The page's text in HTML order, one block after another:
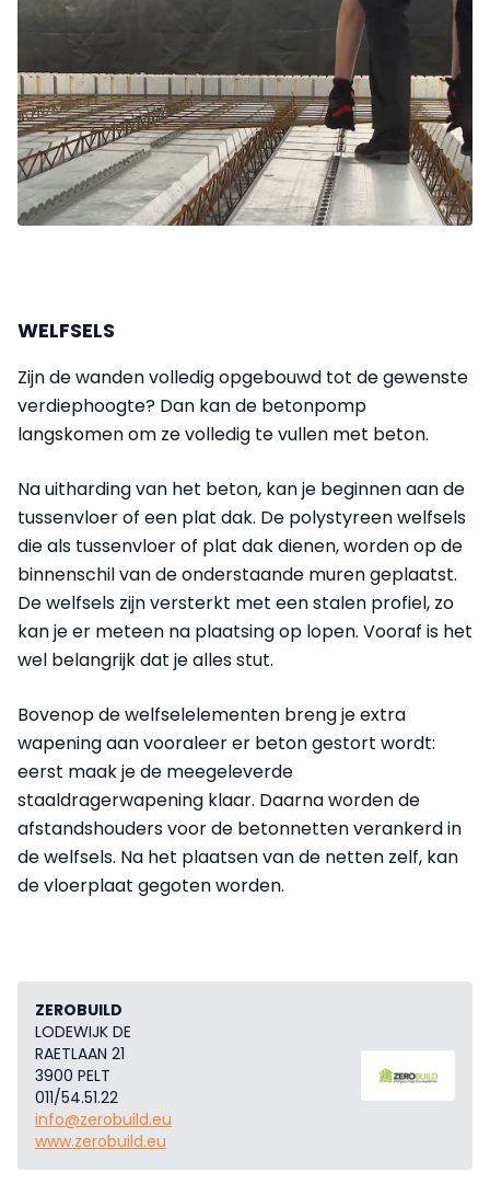
WELFSELS
Zijn de wanden volledig opgebouwd tot de gewenste
verdiephoogte? Dan kan de betonpomp
langskomen om ze volledig te vullen met beton.
Na uitharding van het beton, kan je beginnen aan de
tussenvloer of een plat dak. De polystyreen welfsels
die als tussenvloer of plat dak dienen, worden op de
binnenschil van de onderstaande muren geplaatst.
De welfsels zijn versterkt met een stalen profiel, zo
kan je er meteen na plaatsing op lopen. Vooraf is het
wel belangrijk dat je alles stut.
Bovenop de welfselelementen breng je extra
wapening aan vooraleer er beton gestort wordt:
eerst maak je de meegeleverde
staaldragerwapening klaar. Daarna worden de
afstandshouders voor de betonnetten verankerd in
de welfsels. Na het plaatsen van de netten zelf, kan
de vloerplaat gegoten worden.
ZEROBUILD
LODEWIJK DE
RAETLAAN 21
3900 PELT
011/54.51.22
info@zerobuild.eu
www.zerobuild.eu